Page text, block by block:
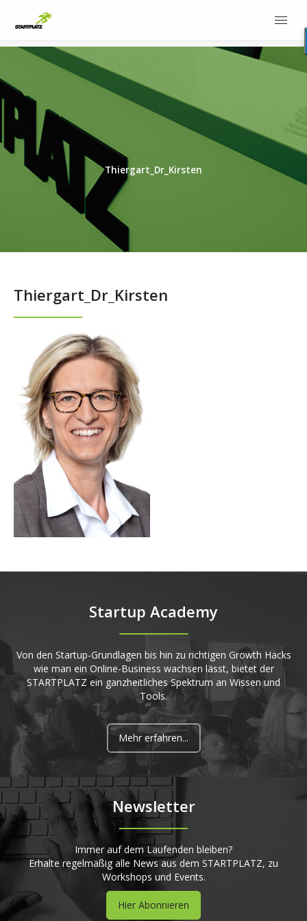
Thiergart_Dr_Kirsten
Thiergart_Dr_Kirsten
Startup Academy
Von den Startup-Grundlagen bis hin zu richtigen Growth Hacks
wie man ein Online-Business wachsen lässt, bietet der
STARTPLATZ ein ganzheitliches Spektrum an Wissen und
Tools.
Mehr erfahren...
Newsletter
Immer auf dem Laufenden bleiben?
Erhalte regelmäßig alle News aus dem STARTPLATZ, zu
Workshops und Events.
Hier Abonnieren